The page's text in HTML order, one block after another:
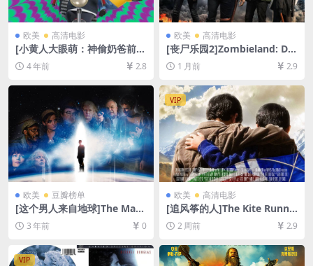
欧美 高清电影
[小黄人大眼萌：神偷奶爸前
传][百度网盘+迅雷云盘资源10
80P超清未删减][MP4/GB][中
4 年前 2.8
欧美 高清电影
[丧尸乐园2]Zombieland: Do
uble Tap (2019)[百度网盘+夸
克网盘1080P超清未删减资源]
8GB][中英字幕]
1 月前 2.9
欧美 豆瓣榜单
[这个男人来自地球]The Man
from Earth (2007)[百度网盘
+夸克网盘720P高清未删减资
源][网盘在线播放/下载][MP4/
5.4GB][中英字幕]
3 年前 0
VIP
欧美 高清电影
[追风筝的人]The Kite Runne
r (2007)[百度网盘+夸克网盘1
080P超清未删减资源][网盘在
线播放/下载][MP4/8.8GB][中
文字幕]
2 周前 2.9
VIP